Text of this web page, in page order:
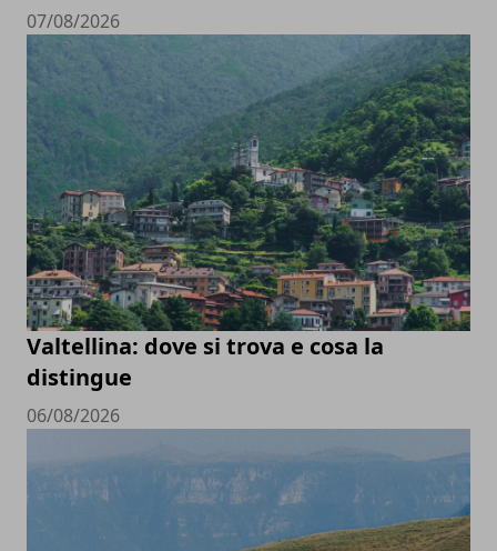
07/08/2026
Valtellina: dove si trova e cosa la
distingue
06/08/2026